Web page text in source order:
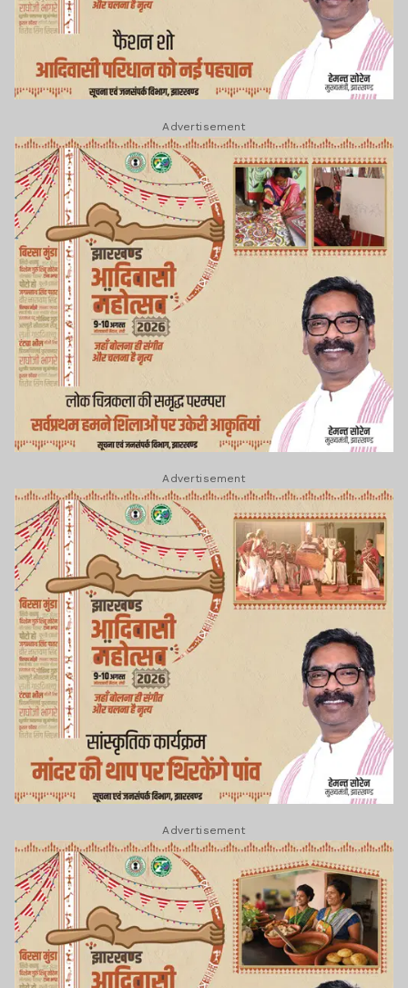
Advertisement
Advertisement
Advertisement